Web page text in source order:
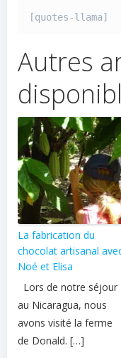
[quotes-llama]
Autres
La fabrication du
chocolat artisanal
Noé et Elisa
Lors de notre séjour
au Nicaragua, nous
avons visité la ferme
de Donald. […]